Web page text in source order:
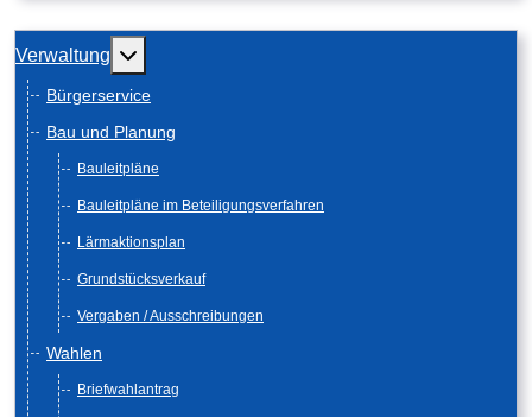
Verwaltung Weitere Informationen: Verwaltung
Bürgerservice
Bau und Planung
Bauleitpläne
Bauleitpläne im Beteiligungsverfahren
Lärmaktionsplan
Grundstücksverkauf
Vergaben / Ausschreibungen
Wahlen
Briefwahlantrag